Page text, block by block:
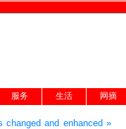
服务 生活 网摘
changed and enhanced »